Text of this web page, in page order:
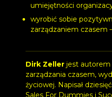
umiejętności
wyrobić sobie
zarządzaniem czasem
Dirk Zeller jest autorem
zarządzania czasem,
życiowej. Napisał
Sales For Dummies i